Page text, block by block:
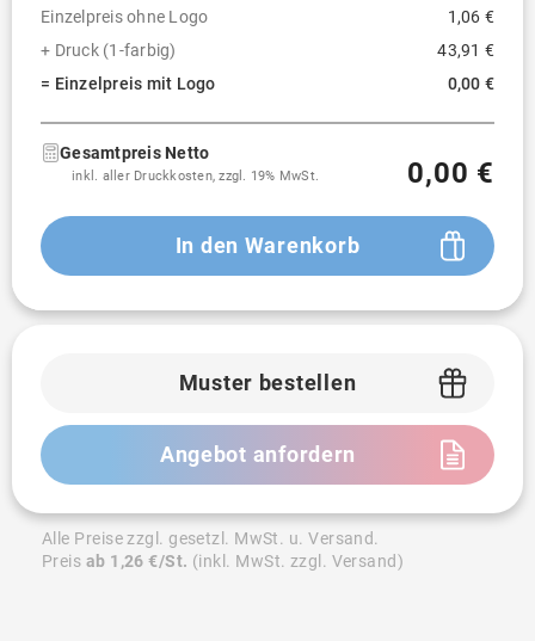
Einzelpreis ohne Logo
1,06 €
+ Druck (1-farbig)
43,91 €
= Einzelpreis mit Logo
0,00 €
Gesamtpreis Netto
inkl. aller Druckkosten, zzgl. 19% MwSt. 0,00 €
In den Warenkorb
Muster bestellen
Angebot anfordern
Alle Preise zzgl. gesetzl. MwSt. u. Versand.
Preis ab 1,26 €/St. (inkl. MwSt. zzgl. Versand)